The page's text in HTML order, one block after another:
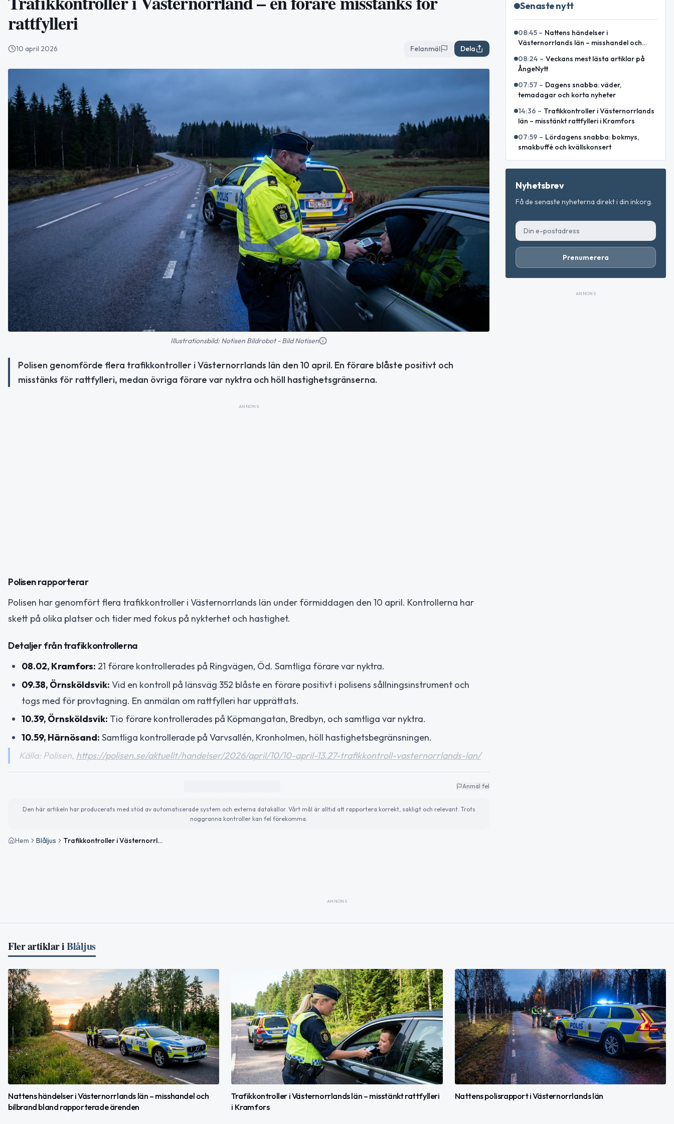
rattfylleri
10 april 2026 Felanmäl Dela
Illustrationsbild: Notisen Bildrobot - Bild Notisen
Polisen genomförde flera trafikkontroller i Västernorrlands län den 10 april. En förare blåste positivt och
misstänks för rattfylleri, medan övriga förare var nyktra och höll hastighetsgränserna.
ANNONS
Polisen rapporterar
Polisen har genomfört flera trafikkontroller i Västernorrlands län under förmiddagen den 10 april. Kontrollerna har
skett på olika platser och tider med fokus på nykterhet och hastighet.
Detaljer från trafikkontrollerna
08.02, Kramfors: 21 förare kontrollerades på Ringvägen, Öd. Samtliga förare var nyktra.
09.38, Örnsköldsvik: Vid en kontroll på länsväg 352 blåste en förare positivt i polisens sållningsinstrument och
togs med för provtagning. En anmälan om rattfylleri har upprättats.
10.39, Örnsköldsvik: Tio förare kontrollerades på Köpmangatan, Bredbyn, och samtliga var nyktra.
10.59, Härnösand: Samtliga kontrollerade på Varvsallén, Kronholmen, höll hastighetsbegränsningen.
Källa: Polisen, https://polisen.se/aktuellt/handelser/2026/april/10/10-april-13.27-trafikkontroll-vasternorrlands-lan/
Anmäl fel
Den här artikeln har producerats med stöd av automatiserade system och externa datakällor. Vårt mål är alltid att rapportera korrekt, sakligt och relevant. Trots
noggranna kontroller kan fel förekomma.
Hem Blåljus Trafikkontroller i Västernorrland – en förare misstänks för rattfylleri
Senaste nytt
08:45 – Nattens händelser i
Västernorrlands län – misshandel och
08:24 – Veckans mest lästa artiklar på
ÅngeNytt
07:57 – Dagens snabba: väder,
temadagar och korta nyheter
14:36 – Trafikkontroller i Västernorrlands
län – misstänkt rattfylleri i Kramfors
07:59 – Lördagens snabba: bokmys,
smakbuffé och kvällskonsert
Nyhetsbrev
Få de senaste nyheterna direkt i din inkorg.
Prenumerera
ANNONS
ANNONS
Fler artiklar iBlåljus
Nattens händelser i Västernorrlands län – misshandel och
bilbrand bland rapporterade ärenden
Trafikkontroller i Västernorrlands län – misstänkt rattfylleri
i Kramfors
Nattens polisrapport i Västernorrlands län